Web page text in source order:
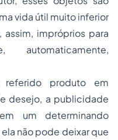
vida útil muito inferior
impróprios para
produto em
desejo, a publicidade
um determinando
não pode deixar que